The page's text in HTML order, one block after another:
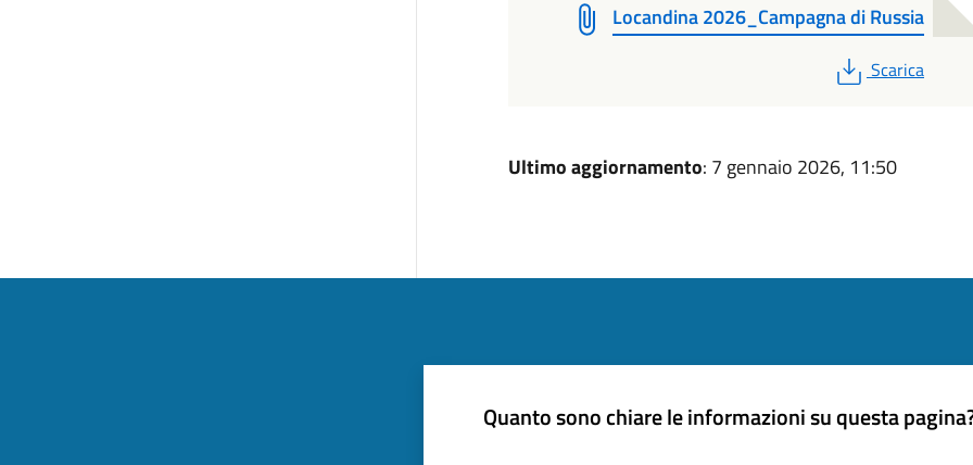
Locandina 2026_Campagna di Russia
PDF
Scarica
Ultimo aggiornamento: 7 gennaio 2026, 11:50
Quanto sono chiare le informazioni su questa